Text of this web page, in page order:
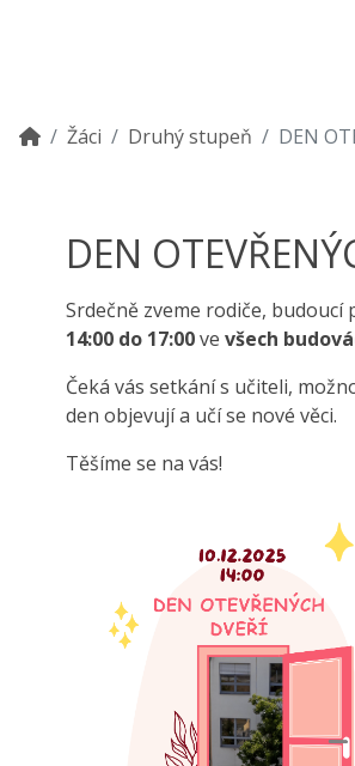
Žáci Druhý stupeň DEN
DEN
Srdečně zveme rodiče, budoucí
14:00 do 17:00ve všech
Čeká vás setkání s učiteli,
den objevují a učí se nové věci.
Těšíme se na vás!